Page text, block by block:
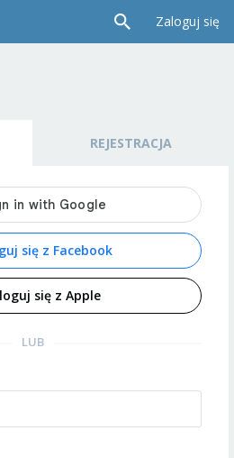
Zaloguj się
REJESTRACJA
się z Facebook
się z Apple
LUB